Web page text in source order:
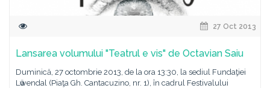
27 Oct 2013
Lansarea volumului "Teatrul e vis" de Octavian Saiu
Duminică, 27 octombrie 2013, de la ora 13:30, la sediul Fundaţiei
Lӧwendal (Piaţa Gh. Cantacuzino, nr. 1), în cadrul Festivalului